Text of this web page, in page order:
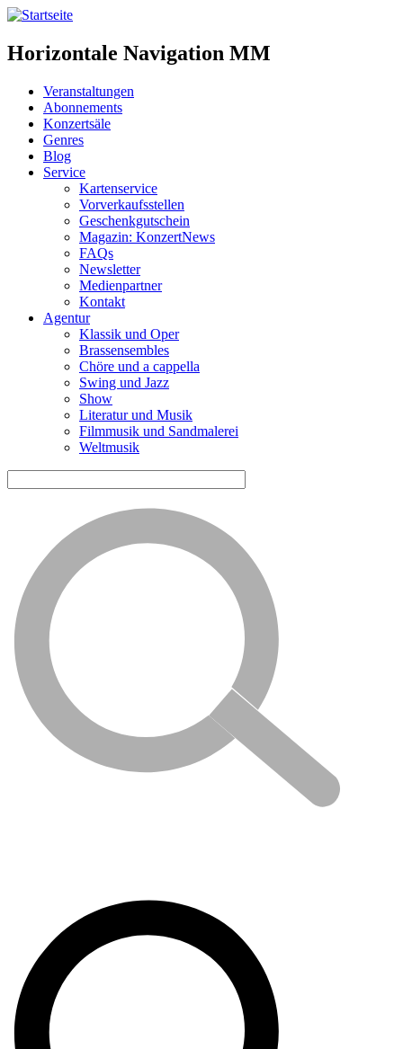
Horizontale Navigation MM
Veranstaltungen
Abonnements
Konzertsäle
Genres
Blog
Service
Kartenservice
Vorverkaufsstellen
Geschenkgutschein
Magazin: KonzertNews
FAQs
Newsletter
Medienpartner
Kontakt
Agentur
Klassik und Oper
Brassensembles
Chöre und a cappella
Swing und Jazz
Show
Literatur und Musik
Filmmusik und Sandmalerei
Weltmusik